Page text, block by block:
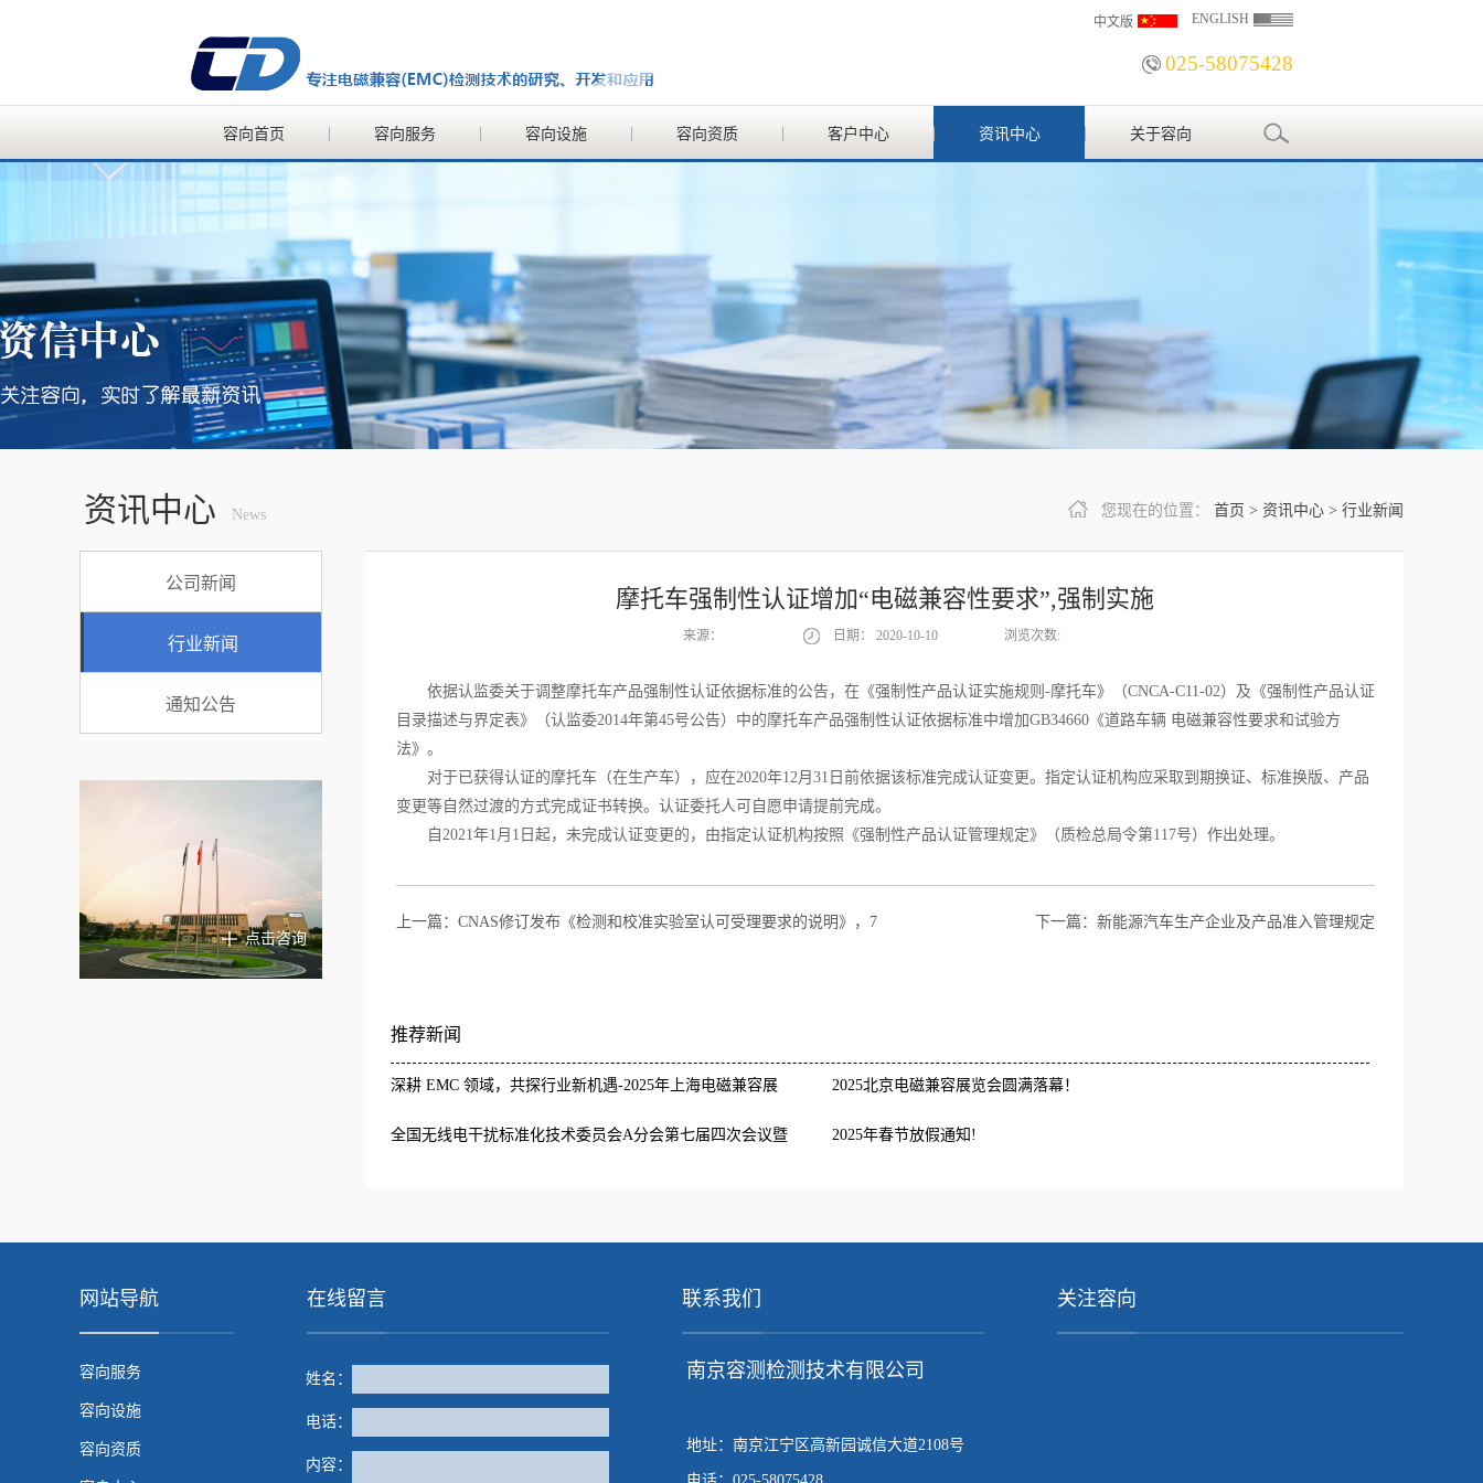
025-58075428
中文版 ENGLISH
容向首页 容向服务 容向设施 容向资质 客户中心 资讯中心 关于容向
资讯中心 News
公司新闻
行业新闻
通知公告
点击咨询
您现在的位置： 首页 > 资讯中心 > 行业新闻
摩托车强制性认证增加“电磁兼容性要求”,强制实施
日期： 2020-10-10 浏览次数:
来源：
依据认监委关于调整摩托车产品强制性认证依据标准的公告，在《强制性产品认证实施规则-摩托车》（CNCA-C11-02）及《强制性产品认证
目录描述与界定表》（认监委2014年第45号公告）中的摩托车产品强制性认证依据标准中增加GB34660《道路车辆 电磁兼容性要求和试验方
法》。
对于已获得认证的摩托车（在生产车），应在2020年12月31日前依据该标准完成认证变更。指定认证机构应采取到期换证、标准换版、产品
变更等自然过渡的方式完成证书转换。认证委托人可自愿申请提前完成。
自2021年1月1日起，未完成认证变更的，由指定认证机构按照《强制性产品认证管理规定》（质检总局令第117号）作出处理。
上一篇： CNAS修订发布《检测和校准实验室认可受理要求的说明》，7 下一篇： 新能源汽车生产企业及产品准入管理规定
推荐新闻
深耕 EMC 领域，共探行业新机遇-2025年上海电磁兼容展 2025北京电磁兼容展览会圆满落幕！
全国无线电干扰标准化技术委员会A分会第七届四次会议暨 2025年春节放假通知!
网站导航 在线留言 联系我们 关注容向
容向服务
容向设施
容向资质
姓名：
电话：
内容：
南京容测检测技术有限公司
地址：南京江宁区高新园诚信大道2108号